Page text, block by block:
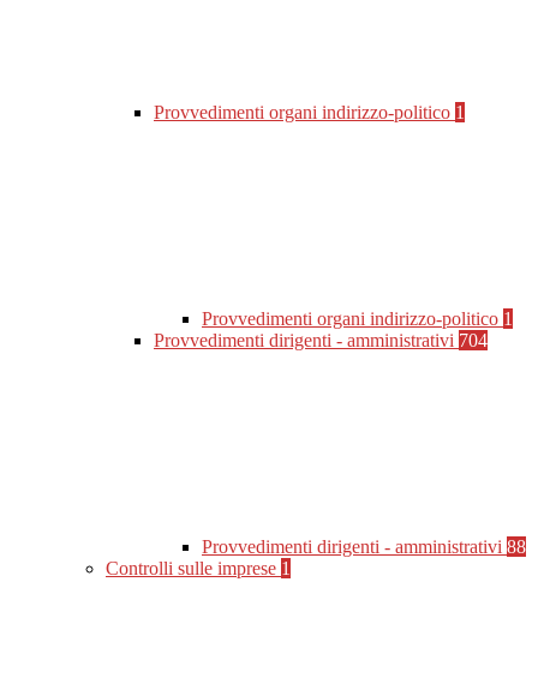
Provvedimenti organi indirizzo-politico 1
Provvedimenti organi indirizzo-politico 1
Provvedimenti dirigenti - amministrativi 704
Provvedimenti dirigenti - amministrativi 88
Controlli sulle imprese 1